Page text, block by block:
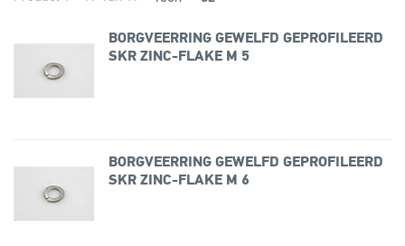
BORGVEERRING GEWELFD GEPROFILEERD
SKR ZINC-FLAKE M 5
BORGVEERRING GEWELFD GEPROFILEERD
SKR ZINC-FLAKE M 6